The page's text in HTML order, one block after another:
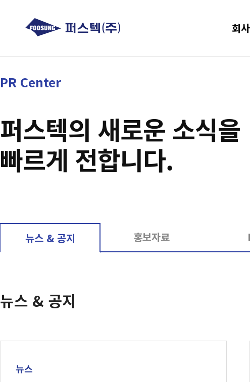
회
PR Center
퍼스텍의 새로운 소식을
빠르게 전합니다.
뉴스 & 공지 홍보자료
뉴스 & 공지
뉴스